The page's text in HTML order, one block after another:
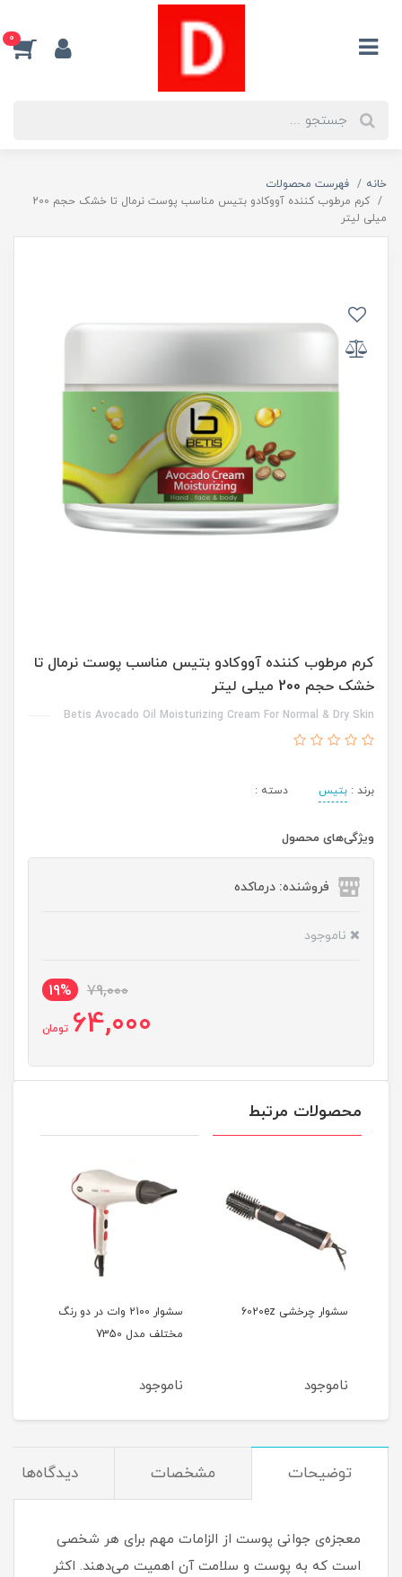
0
خانه
فهرست محصولات
کرم مرطوب کننده آووکادو بتیس مناسب پوست نرمال تا خشک حجم 200
میلی لیتر
کرم مرطوب کننده آووکادو بتیس مناسب پوست نرمال تا
خشک حجم 200 میلی لیتر
Betis Avocado Oil Moisturizing Cream For Normal & Dry Skin
برند : بتیس دسته :
ویژگی‌های محصول
فروشنده: درماکده
ناموجود
79,000
19%
64,000 تومان
محصولات مرتبط
سشوار چرخشی 6020ez
ناموجود
سشوار 2100 وات در دو رنگ
مختلف مدل 7350
ناموجود
توضیحات مشخصات دیدگاه‌ها
معجزه‌ی جوانی پوست از الزامات مهم برای هر شخصی
است که به پوست و سلامت آن اهمیت می‌دهند. اکثر